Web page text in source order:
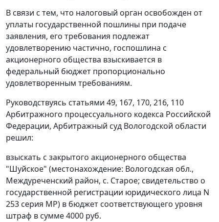
В связи с тем, что налоговый орган освобожден от
уплаты государственной пошлины при подаче
заявления, его требования подлежат
удовлетворению частично, госпошлина с
акционерного общества взыскивается в
федеральный бюджет пропорционально
удовлетворенным требованиям.
Руководствуясь статьями 49, 167, 170, 216, 110
Арбитражного процессуального кодекса Российской
Федерации, Арбитражный суд Вологодской области
решил:
взыскать с закрытого акционерного общества
"Шуйское" (местонахождение: Вологодская обл.,
Междуреченский район, с. Старое; свидетельство о
государственной регистрации юридического лица N
253 серия МР) в бюджет соответствующего уровня
штраф в сумме 4000 руб.